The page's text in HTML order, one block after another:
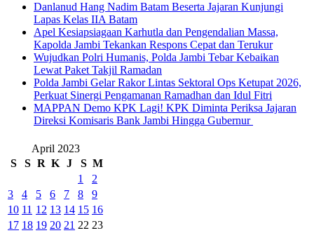
Danlanud Hang Nadim Batam Beserta Jajaran Kunjungi
Lapas Kelas IIA Batam
Apel Kesiapsiagaan Karhutla dan Pengendalian Massa,
Kapolda Jambi Tekankan Respons Cepat dan Terukur
Wujudkan Polri Humanis, Polda Jambi Tebar Kebaikan
Lewat Paket Takjil Ramadan
Polda Jambi Gelar Rakor Lintas Sektoral Ops Ketupat 2026,
Perkuat Sinergi Pengamanan Ramadhan dan Idul Fitri
‎MAPPAN Demo KPK Lagi! KPK Diminta Periksa Jajaran
Direksi Komisaris Bank Jambi Hingga Gubernur ‎
April 2023
S
S R K J S M
1
2
3
4 5 6 7 8
9
10 11 12 13 14 15 16
17 18 19 20 21 22 23